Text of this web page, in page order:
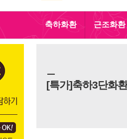
축하화환 근조화환
[특가]축하3단화